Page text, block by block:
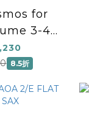
for
3-4.
8.5折